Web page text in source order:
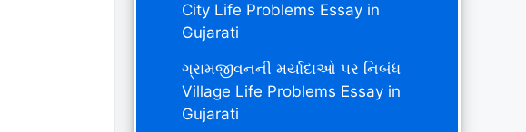
City Life Problems Essay in
Gujarati
ગ્રામજીવનની મર્યાદાઓ પર નિબંધ
Village Life Problems Essay in
Gujarati